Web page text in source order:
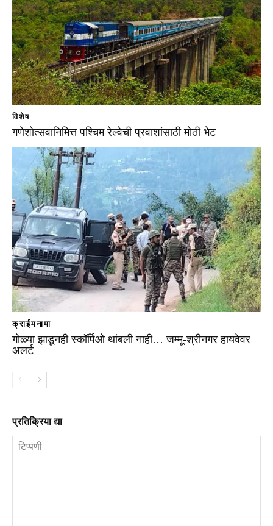
विशेष
गणेशोत्सवानिमित्त पश्चिम रेल्वेची प्रवाशांसाठी मोठी भेट
क्राईमनामा
गोळ्या झाडूनही स्कॉर्पिओ थांबली नाही… जम्मू-श्रीनगर हायवेवर
अलर्ट
प्रतिक्रिया द्या